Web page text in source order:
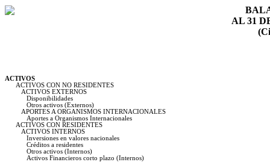
AL 31
ACTIVOS
ACTIVOS CON NO RESIDENTES
ACTIVOS EXTERNOS
Disponibilidades
Otros activos (Externos)
APORTES A ORGANISMOS INTERNACIONALES
Aportes a Organismos Internacionales
ACTIVOS CON RESIDENTES
ACTIVOS INTERNOS
Inversiones en valores nacionales
Créditos a residentes
Otros activos (Internos)
Activos Financieros corto plazo (Internos)